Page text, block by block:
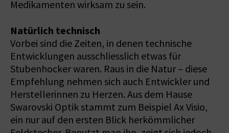
Medikamenten wirksam zu sein.
Natürlich technisch
Vorbei sind die Zeiten, in denen technische
Entwicklungen ausschliesslich etwas für
Stubenhocker waren. Raus in die Natur – diese
Empfehlung nehmen sich auch Entwickler und
Herstellerinnen zu Herzen. Aus dem Hause
Swarovski Optik stammt zum Beispiel Ax Visio,
ein nur auf den ersten Blick herkömmlicher